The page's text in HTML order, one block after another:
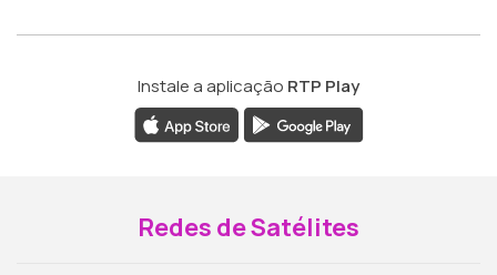
Instale a aplicação RTP Play
Redes de Satélites